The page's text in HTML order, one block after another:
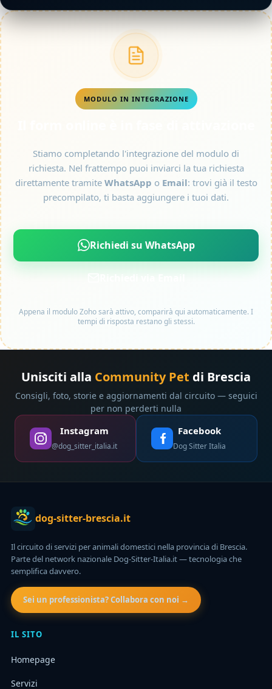
MODULO IN INTEGRAZIONE
Stiamo completando l'integrazione del modulo di
richiesta. Nel frattempo puoi inviarci la tua richiesta
direttamente tramite WhatsApp o Email: trovi già il testo
precompilato, ti basta aggiungere i tuoi dati.
Richiedi su WhatsApp
Appena il modulo Zoho sarà attivo, comparirà qui automaticamente. I
tempi di risposta restano gli stessi.
Unisciti alla Community Pet di Brescia
Consigli, foto, storie e aggiornamenti dal circuito — seguici
per non perderti nulla
Instagram
@dog_sitter_italia.it
Facebook
Dog Sitter Italia
dog-sitter-brescia.it
Il circuito di servizi per animali domestici nella provincia di Brescia.
Parte del network nazionale Dog-Sitter-Italia.it — tecnologia che
semplifica davvero.
Sei un professionista? Collabora con noi →
IL SITO
Homepage
Servizi